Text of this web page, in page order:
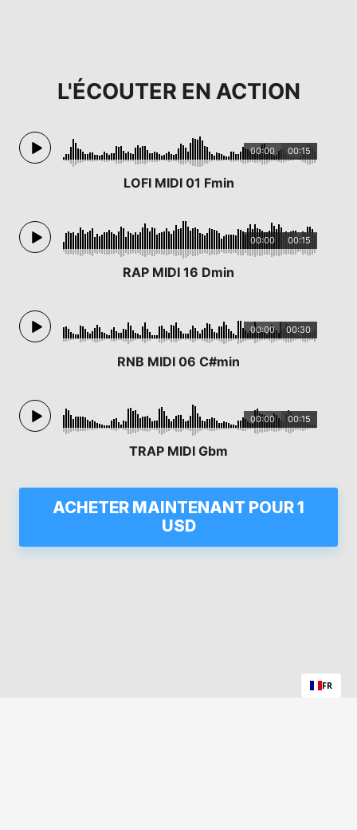
L'ÉCOUTER EN ACTION
00:15
00:00
LOFI MIDI 01 Fmin
00:15
00:00
RAP MIDI 16 Dmin
00:30
00:00
RNB MIDI 06 C#min
00:15
00:00
TRAP MIDI Gbm
ACHETER MAINTENANT POUR 1
USD
FR